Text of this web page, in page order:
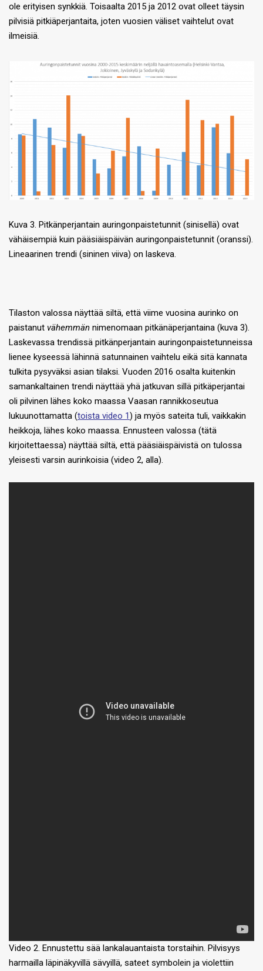
ole erityisen synkkiä. Toisaalta 2015 ja 2012 ovat olleet täysin
pilvisiä pitkiäperjantaita, joten vuosien väliset vaihtelut ovat
ilmeisiä.
Kuva 3. Pitkänperjantain auringonpaistetunnit (sinisellä) ovat
vähäisempiä kuin pääsiäispäivän auringonpaistetunnit (oranssi).
Lineaarinen trendi (sininen viiva) on laskeva.
Tilaston valossa näyttää siltä, että viime vuosina aurinko on
paistanut vähemmän nimenomaan pitkänäperjantaina (kuva 3).
Laskevassa trendissä pitkänperjantain auringonpaistetunneissa
lienee kyseessä lähinnä satunnainen vaihtelu eikä sitä kannata
tulkita pysyväksi asian tilaksi. Vuoden 2016 osalta kuitenkin
samankaltainen trendi näyttää yhä jatkuvan sillä pitkäperjantai
oli pilvinen lähes koko maassa Vaasan rannikkoseutua
lukuunottamatta (toista video 1) ja myös sateita tuli, vaikkakin
heikkoja, lähes koko maassa. Ennusteen valossa (tätä
kirjoitettaessa) näyttää siltä, että pääsiäispäivistä on tulossa
yleisesti varsin aurinkoisia (video 2, alla).
Video 2. Ennustettu sää lankalauantaista torstaihin. Pilvisyys
harmailla läpinäkyvillä sävyillä, sateet symbolein ja violettiin